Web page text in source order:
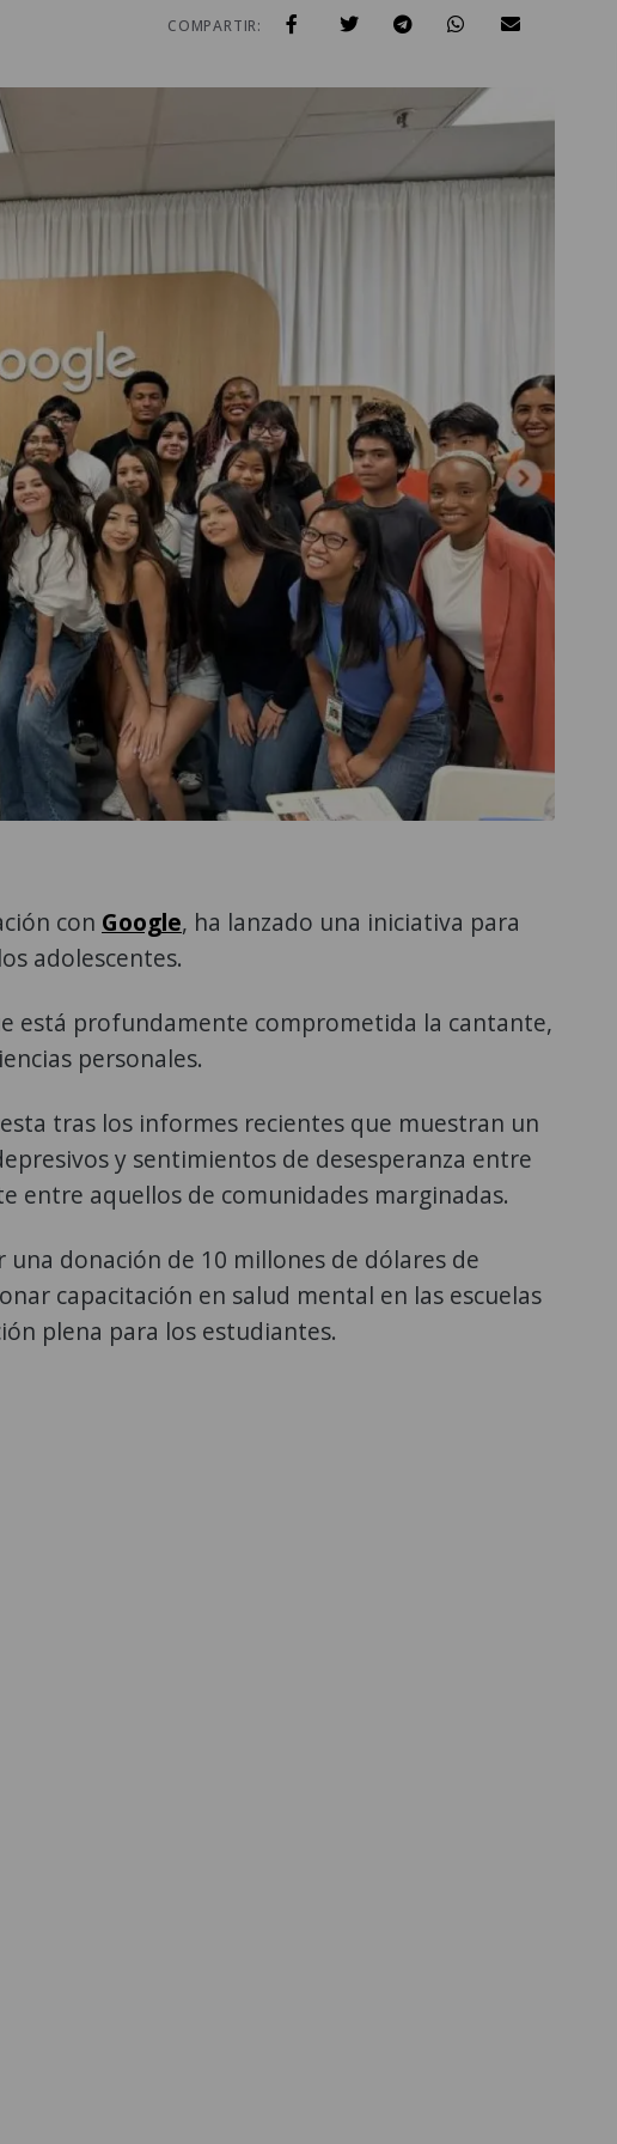
COMPARTIR:
con Google, ha lanzado una iniciativa para
adolescentes.
está profundamente comprometida la cantante,
personales.
tras los informes recientes que muestran un
y sentimientos de desesperanza entre
entre aquellos de comunidades marginadas.
donación de 10 millones de dólares de
capacitación en salud mental en las escuelas
plena para los estudiantes.